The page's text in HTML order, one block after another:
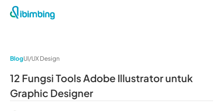
BlogUI/UX Design
12 Fungsi Tools Adobe Illustrator untuk
Graphic Designer